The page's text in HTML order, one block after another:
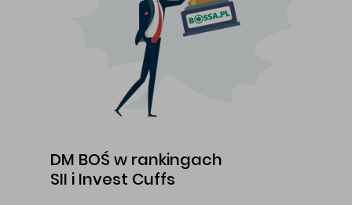
DM BOŚ w rankingach
SII i Invest Cuffs